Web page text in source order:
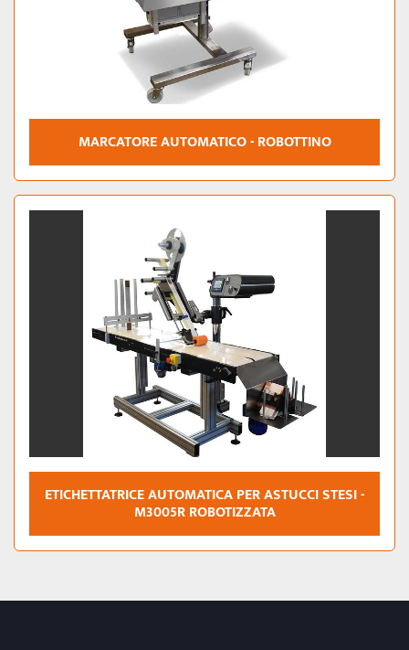
MARCATORE AUTOMATICO - ROBOTTINO
ETICHETTATRICE AUTOMATICA PER ASTUCCI STESI -
M3005R ROBOTIZZATA